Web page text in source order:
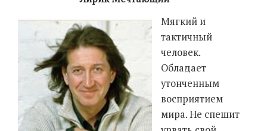
Мягкий и
тактичный
человек.
Обладает
утонченным
восприятием
мира. Не спешит